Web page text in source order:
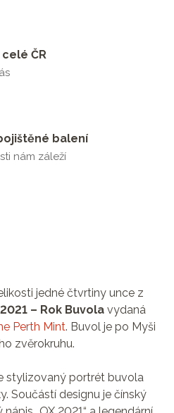
ČR
balení
nám záleží
jedné čtvrtiny unce z
– Rok Buvola vydaná
Perth Mint. Buvol je po Myši
zvěrokruhu.
stylizovaný portrét buvola
Součástí designu je čínský